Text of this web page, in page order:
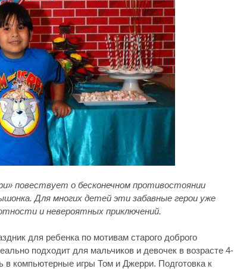
повествует о бесконечном противостоянии
Для многих детей эти забавные герои уже
и невероятных приключений.
для ребенка по мотивам старого доброго
подходит для мальчиков и девочек в возрасте 4-
в компьютерные игры Том и Джерри. Подготовка к